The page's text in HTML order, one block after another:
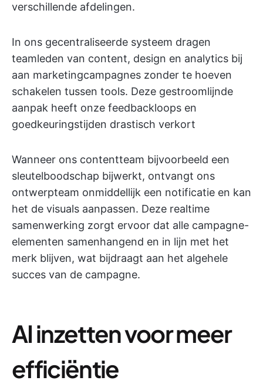
verschillende afdelingen.
In ons gecentraliseerde systeem dragen
teamleden van content, design en analytics bij
aan marketingcampagnes zonder te hoeven
schakelen tussen tools. Deze gestroomlijnde
aanpak heeft onze feedbackloops en
goedkeuringstijden drastisch verkort
Wanneer ons contentteam bijvoorbeeld een
sleutelboodschap bijwerkt, ontvangt ons
ontwerpteam onmiddellijk een notificatie en kan
het de visuals aanpassen. Deze realtime
samenwerking zorgt ervoor dat alle campagne-
elementen samenhangend en in lijn met het
merk blijven, wat bijdraagt aan het algehele
succes van de campagne.
AI inzetten voor meer
efficiëntie